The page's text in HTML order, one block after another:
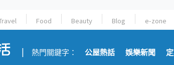
Food Beauty Blog e-zone
熱門關鍵字： 公屋熱話 娛樂新聞